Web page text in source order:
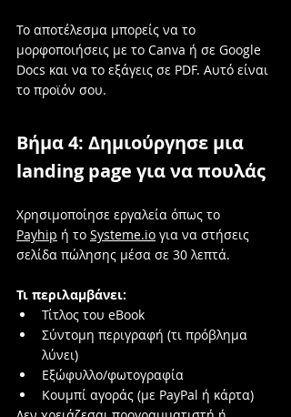
Το αποτέλεσμα μπορείς να το
μορφοποιήσεις με το Canva ή σε Google
Docs και να το εξάγεις σε PDF. Αυτό είναι
το προϊόν σου.
Βήμα 4: Δημιούργησε μια
landing page για να πουλάς
Χρησιμοποίησε εργαλεία όπως το
Payhip ή το Systeme.io για να στήσεις
σελίδα πώλησης μέσα σε 30 λεπτά.
Τι περιλαμβάνει:
Τίτλος του eBook
Σύντομη περιγραφή (τι πρόβλημα
λύνει)
Εξώφυλλο/φωτογραφία
Κουμπί αγοράς (με PayPal ή κάρτα)